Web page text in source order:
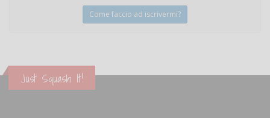
Come faccio ad iscrivermi?
Just Squash It!